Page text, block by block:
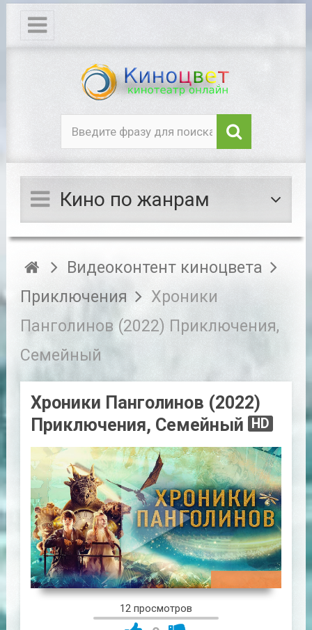
Кино по жанрам
Видеоконтент киноцвета
Приключения
Хроники
Панголинов (2022) Приключения,
Семейный
Хроники Панголинов (2022)
Приключения, Семейный
HD
12 просмотров